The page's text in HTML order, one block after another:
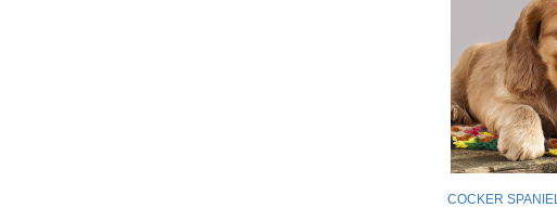
COCKER SPANIEL